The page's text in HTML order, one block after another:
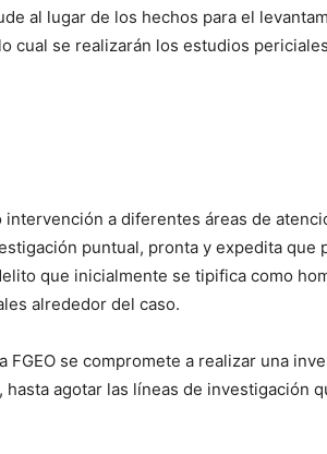
al lugar de los hechos para el
cual se realizarán los estudios
intervención a diferentes áreas de
puntual, pronta y expedita que
que inicialmente se tipifica como
alrededor del caso.
FGEO se compromete a realizar una
agotar las líneas de investigación